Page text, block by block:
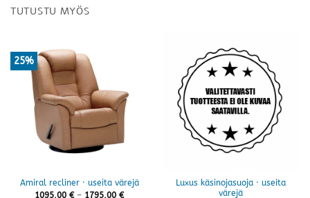
TUTUSTU MYÖS
25%
Amiral recliner · useita värejä
1095,00 € – 1795,00 €Hintaluokka:
Luxus käsinojasuoja · useita
värejä